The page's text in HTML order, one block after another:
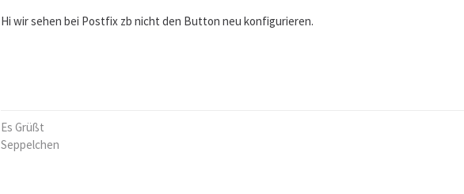
Hi wir sehen bei Postfix zb nicht den Button neu konfigurieren.
Es Grüßt
Seppelchen